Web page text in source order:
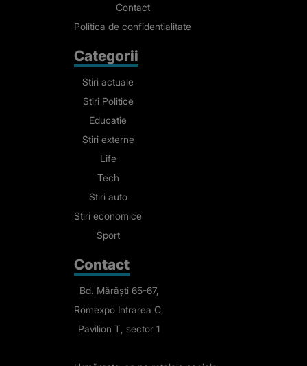
Contact
Politica de confidentialitate
Categorii
Stiri actuale
Stiri Politice
Educatie
Stiri externe
Life
Tech
Stiri auto
Stiri economice
Sport
Contact
Bd. Mărăști 65-67,
Romexpo Intrarea C,
Pavilion T, sector 1